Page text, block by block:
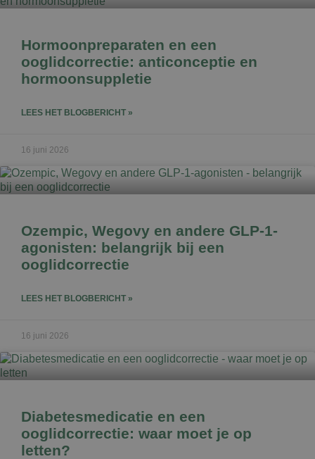
Hormoonpreparaten en een
ooglidcorrectie: anticonceptie en
hormoonsuppletie
LEES HET BLOGBERICHT »
16 juni 2026
Ozempic, Wegovy en andere GLP-1-
agonisten: belangrijk bij een
ooglidcorrectie
LEES HET BLOGBERICHT »
16 juni 2026
Diabetesmedicatie en een
ooglidcorrectie: waar moet je op
letten?